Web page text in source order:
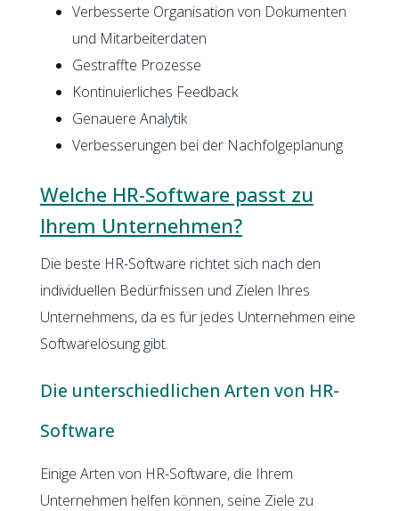
Verbesserte Organisation von Dokumenten
und Mitarbeiterdaten
Gestraffte Prozesse
Kontinuierliches Feedback
Genauere Analytik
Verbesserungen bei der Nachfolgeplanung
Welche HR-Software passt zu
Ihrem Unternehmen?
Die beste HR-Software richtet sich nach den
individuellen Bedürfnissen und Zielen Ihres
Unternehmens, da es für jedes Unternehmen eine
Softwarelösung gibt.
Die unterschiedlichen Arten von HR-
Software
Einige Arten von HR-Software, die Ihrem
Unternehmen helfen können, seine Ziele zu